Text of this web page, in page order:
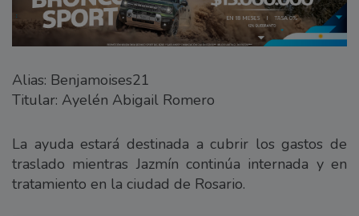
Alias: Benjamoises21
Titular: Ayelén Abigail Romero
La ayuda estará destinada a cubrir los gastos de
traslado mientras Jazmín continúa internada y en
tratamiento en la ciudad de Rosario.